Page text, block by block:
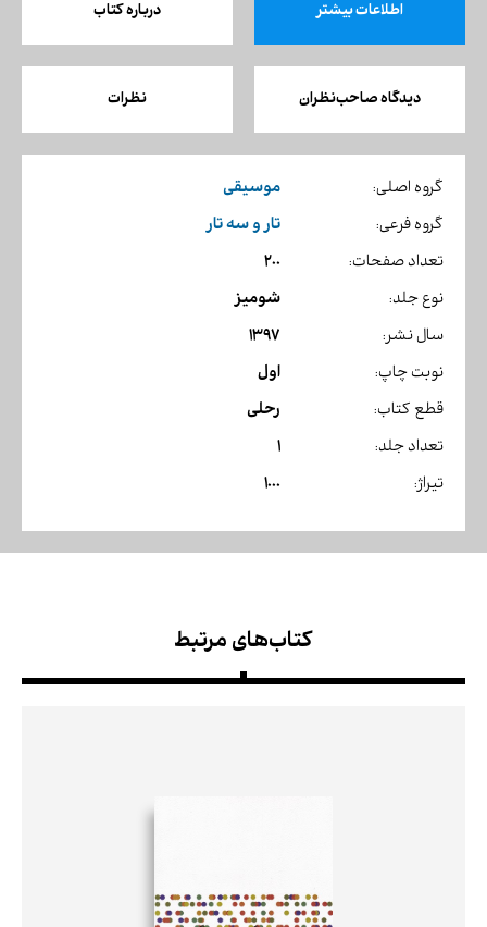
اطلاعات بیشتر درباره کتاب
دیدگاه صاحب‌نظران نظرات
گروه اصلی: موسیقی
گروه فرعی: تار و سه تار
تعداد صفحات: 200
نوع جلد: شومیز
سال نشر: 1397
نوبت چاپ: اول
قطع کتاب: رحلی
تعداد جلد: 1
تیراژ: 1000
کتاب‌های مرتبط